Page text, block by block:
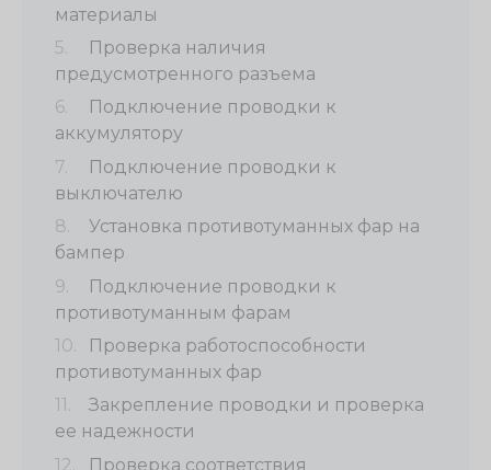
материалы
Проверка наличия
предусмотренного разъема
Подключение проводки к
аккумулятору
Подключение проводки к
выключателю
Установка противотуманных фар на
бампер
Подключение проводки к
противотуманным фарам
Проверка работоспособности
противотуманных фар
Закрепление проводки и проверка
ее надежности
Проверка соответствия